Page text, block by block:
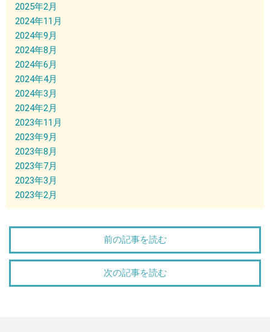
2025年2月
2024年11月
2024年9月
2024年8月
2024年6月
2024年4月
2024年3月
2024年2月
2023年11月
2023年9月
2023年8月
2023年7月
2023年3月
2023年2月
前の記事を読む
次の記事を読む